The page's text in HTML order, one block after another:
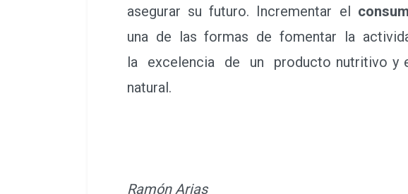
asegurar su futuro. Incrementar el
una de las formas de fomentar la
la excelencia de un producto nutritivo y
natural.
Ramón Arias